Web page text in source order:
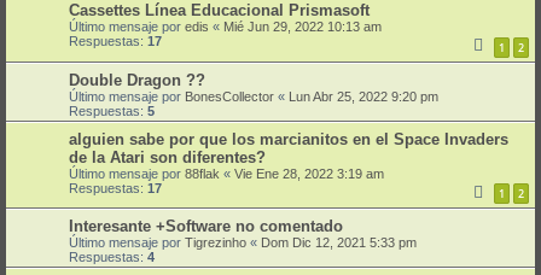
Cassettes Línea Educacional Prismasoft
Último mensaje por edis « Mié Jun 29, 2022 10:13 am
Respuestas: 17 1 2
Double Dragon ??
Último mensaje por BonesCollector « Lun Abr 25, 2022 9:20 pm
Respuestas: 5
alguien sabe por que los marcianitos en el Space Invaders
de la Atari son diferentes?
Último mensaje por 88flak « Vie Ene 28, 2022 3:19 am
Respuestas: 17 1 2
Interesante +Software no comentado
Último mensaje por Tigrezinho « Dom Dic 12, 2021 5:33 pm
Respuestas: 4